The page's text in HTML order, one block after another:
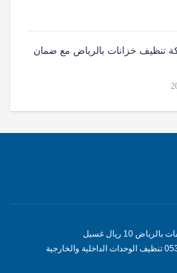
تنظيف خزانات بالرياض مع ضمان
شركة تنظيف مكيفات بالرياض 10 ريال غسيل